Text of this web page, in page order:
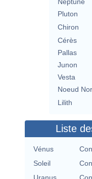
Neptune
Pluton
Chiron
Cérès
Pallas
Junon
Vesta
Noeud
Lilith
Liste
Vénus
Soleil